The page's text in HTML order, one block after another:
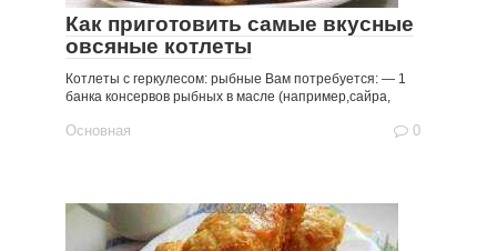
Как приготовить самые вкусные
овсяные котлеты
Котлеты с геркулесом: рыбные Вам потребуется: — 1
банка консервов рыбных в масле (например,сайра,
Основная 0